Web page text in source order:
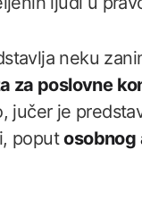
neku
za poslovne
jučer je
poputosobnog